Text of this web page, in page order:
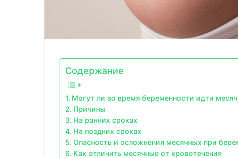
Содержание
Могут ли во время беременности идти
Причины
На ранних сроках
На поздних сроках
Опасность и осложнения месячных при
Как отличить месячные от кровотечения